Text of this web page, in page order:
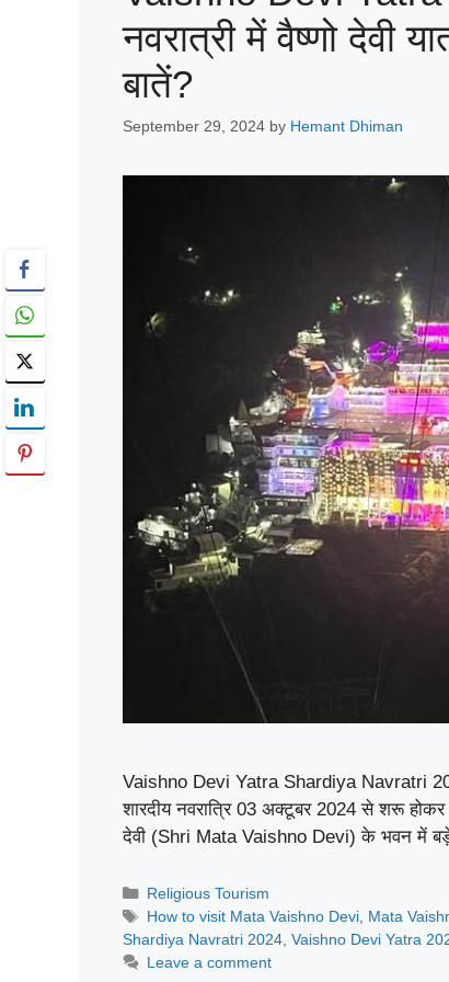
नवरात्री में वैष्णो देवी
बातें?
September 29, 2024 by Hemant Dhiman
Vaishno Devi Yatra Shardiya Navratri
शारदीय नवरात्रि 03 अक्टूबर 2024 से शरू होकर
देवी (Shri Mata Vaishno Devi) के भवन में
Categories
Religious Tourism
Tags
How to visit Mata Vaishno Devi, Mata
Shardiya Navratri 2024 Vaishno Devi Yatra
Leave a comment